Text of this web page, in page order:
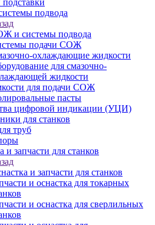
подвода
и системы подвода
подачи СОЖ
охлаждающие жидкости
для смазочно-
жидкости
для подачи СОЖ
пасты
цифровой индикации (УЦИ)
для станков
труб
и запчасти для станков
и запчасти для станков
и оснастка для токарных
и оснастка для сверлильных